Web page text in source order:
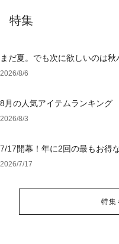
特集
まだ夏。でも次に欲しいのは秋
2026/8/6
8月の人気アイテムランキング
2026/8/3
7/17開幕！年に2回の最もお得
2026/7/17
特集